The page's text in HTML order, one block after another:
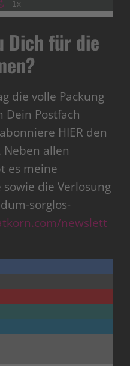
Dich für die
die volle Packung
Dein Postfach
HIER den
Neben allen
es meine
die Verlosung
sorglos-
newslett